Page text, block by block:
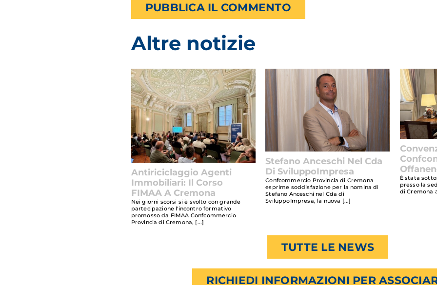
Altre notizie
Antiriciclaggio Agenti
Immobiliari: Il Corso
FIMAA A Cremona
Nei giorni scorsi si è svolto con grande
partecipazione l'incontro formativo
promosso da FIMAA Confcommercio
Provincia di Cremona,
Stefano Anceschi Nel Cda
Di SviluppoImpresa
Confcommercio Provincia di Cremona
esprime soddisfazione per la nomina di
Stefano Anceschi nel Cda di
SviluppoImpresa, la nuova
È stata
presso la
di Cremona
TUTTE LE NEWS
RICHIEDI INFORMAZIONI PER